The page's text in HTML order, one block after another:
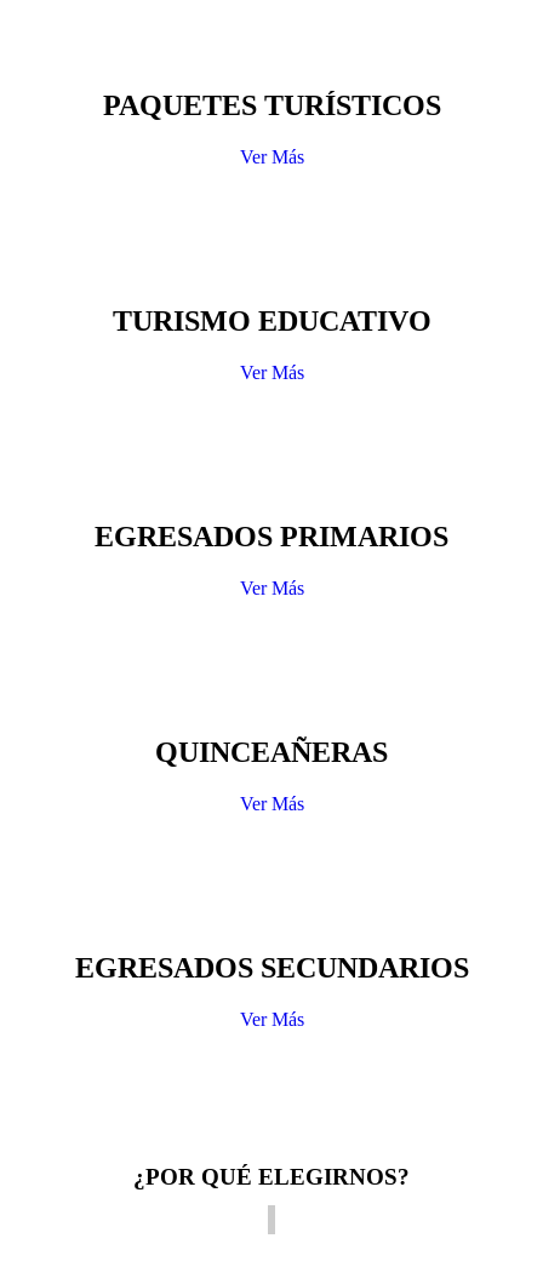
PAQUETES TURÍSTICOS
Ver Más
TURISMO EDUCATIVO
Ver Más
EGRESADOS PRIMARIOS
Ver Más
QUINCEAÑERAS
Ver Más
EGRESADOS SECUNDARIOS
Ver Más
¿POR QUÉ ELEGIRNOS?